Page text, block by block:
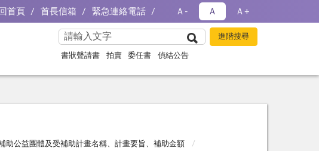
回首頁 首長信箱 緊急連絡電話 Ａ- Ａ Ａ+
書狀聲請書 拍賣 委任書 偵結公告
助公益團體及受補助計畫名稱、計畫要旨、補助金額